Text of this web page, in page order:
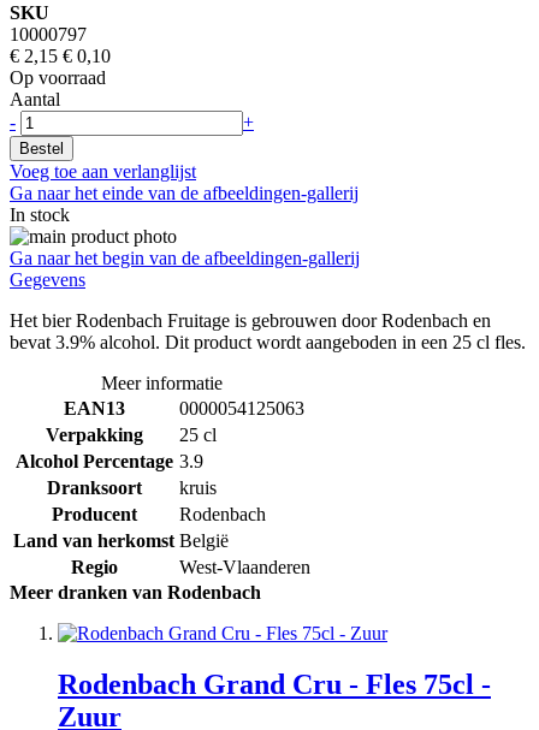
SKU
10000797
€ 2,15 € 0,10
Op voorraad
Aantal
-
+
Bestel
Voeg toe aan verlanglijst
Ga naar het einde van de afbeeldingen-gallerij
In stock
Ga naar het begin van de afbeeldingen-gallerij
Gegevens
Het bier Rodenbach Fruitage is gebrouwen door Rodenbach en
bevat 3.9% alcohol. Dit product wordt aangeboden in een 25 cl fles.
Meer informatie
EAN13
0000054125063
Verpakking
25 cl
Alcohol Percentage 3.9
Dranksoort
kruis
Producent
Rodenbach
Land van herkomst België
Regio
West-Vlaanderen
Meer dranken van Rodenbach
Rodenbach Grand Cru - Fles 75cl -
Zuur